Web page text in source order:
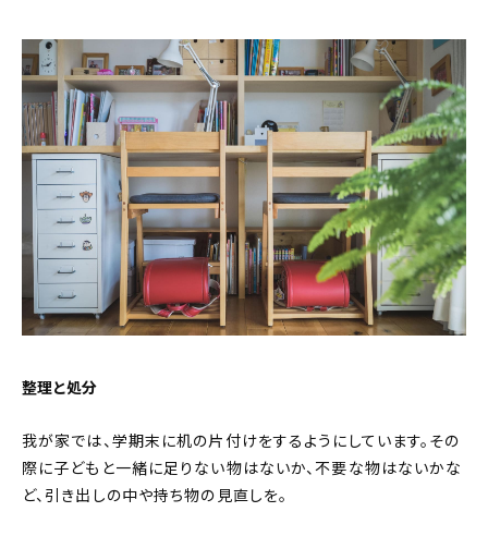
整理と処分
我が家では、学期末に机の片付けをするようにしています。その
際に子どもと一緒に足りない物はないか、不要な物はないかな
ど、引き出しの中や持ち物の見直しを。